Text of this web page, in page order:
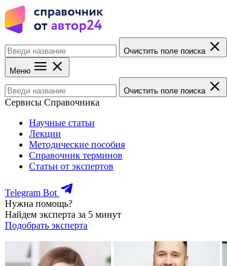
Очистить поле поиска
Меню
Очистить поле поиска
Сервисы Справочника
Научные статьи
Лекции
Методические пособия
Справочник терминов
Статьи от экспертов
Telegram Bot
Нужна помощь?
Найдем эксперта за 5 минут
Подобрать эксперта